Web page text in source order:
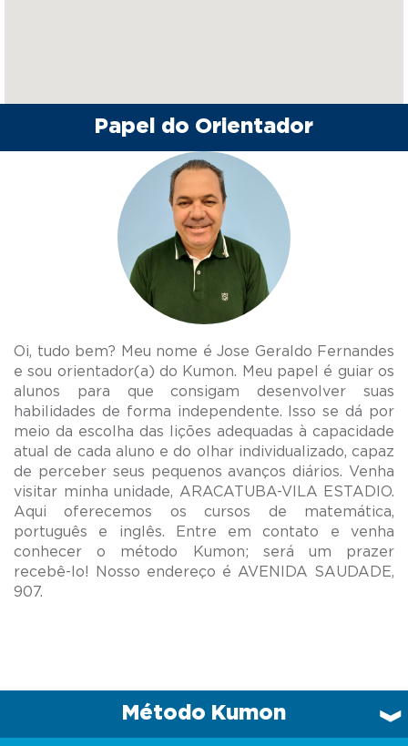
Papel do Orientador
Oi, tudo bem? Meu nome é Jose Geraldo Fernandes
e sou orientador(a) do Kumon. Meu papel é guiar os
alunos para que consigam desenvolver suas
habilidades de forma independente. Isso se dá por
meio da escolha das lições adequadas à capacidade
atual de cada aluno e do olhar individualizado, capaz
de perceber seus pequenos avanços diários. Venha
visitar minha unidade, ARACATUBA-VILA ESTADIO.
Aqui oferecemos os cursos de matemática,
português e inglês. Entre em contato e venha
conhecer o método Kumon; será um prazer
recebê-lo! Nosso endereço é AVENIDA SAUDADE,
Método Kumon